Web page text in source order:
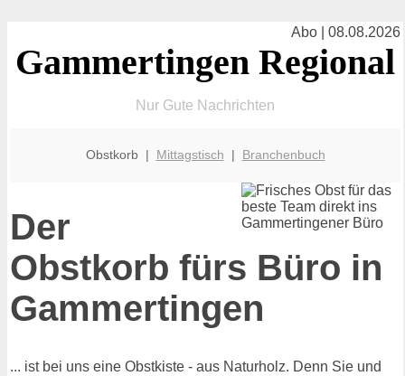
Abo | 08.08.2026
Gammertingen Regional
Nur Gute Nachrichten
Obstkorb | Mittagstisch | Branchenbuch
Der
Obstkorb fürs Büro in
Gammertingen
... ist bei uns eine Obstkiste - aus Naturholz. Denn Sie und